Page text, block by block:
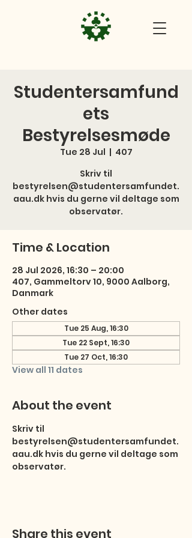
Studentersamfund
ets
Bestyrelsesmøde
Tue 28 Jul
  |
407
Skriv til
bestyrelsen@studentersamfundet.
aau.dk hvis du gerne vil deltage som
observatør.
Time & Location
28 Jul 2026, 16:30 – 20:00
407, Gammeltorv 10, 9000 Aalborg,
Danmark
Other dates
Tue 25 Aug, 16:30
Tue 22 Sept, 16:30
Tue 27 Oct, 16:30
View all 11 dates
About the event
Skriv til
bestyrelsen@studentersamfundet.
aau.dk hvis du gerne vil deltage som
observatør.
Share this event